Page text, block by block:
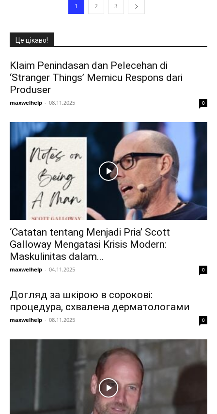
1 2 3
Це цікаво!
Klaim Penindasan dan Pelecehan di
‘Stranger Things’ Memicu Respons dari
Produser
maxwelhelp - 08.11.2025 0
‘Catatan tentang Menjadi Pria’ Scott
Galloway Mengatasi Krisis Modern:
Maskulinitas dalam...
maxwelhelp - 04.11.2025 0
Догляд за шкірою в сорокові:
процедура, схвалена дерматологами
maxwelhelp - 08.11.2025 0